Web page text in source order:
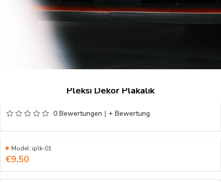
Pleksi Dekor Plakalık
0 Bewertungen | + Bewertung
€9,50
Model: iplk-01